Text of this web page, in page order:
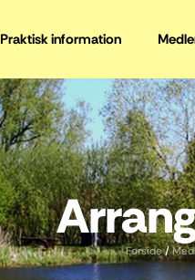
Praktisk information
Forside/